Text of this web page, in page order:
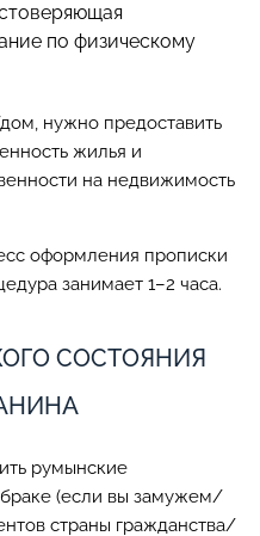
по физическому
нужно предоставить
жилья и
на недвижимость
оформления прописки
занимает 1–2 часа.
СОСТОЯНИЯ
румынские
(если вы замужем/
страны гражданства/